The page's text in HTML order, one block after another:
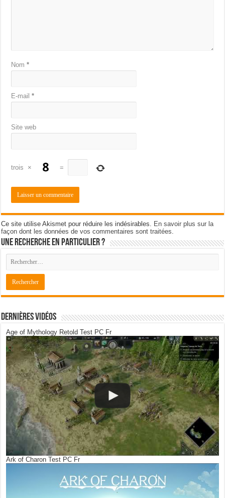
Nom*
E-mail*
Site web
trois × =
Ce site utilise Akismet pour réduire les indésirables. En savoir plus sur la
façon dont les données de vos commentaires sont traitées.
Une recherche en particulier ?
Dernières Vidéos
Age of Mythology Retold Test PC Fr
Ark of Charon Test PC Fr